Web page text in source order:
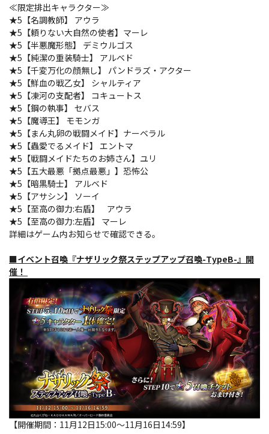
≪限定排出キャラクター≫
★5【名調教師】 アウラ
★5【頼りない大自然の使者】マーレ
★5【半悪魔形態】 デミウルゴス
★5【純潔の重装騎士】 アルベド
★5【千変万化の顔無し】 パンドラズ・アクター
★5【鮮血の戦乙女】 シャルティア
★5【凍河の支配者】 コキュートス
★5【鋼の執事】 セバス
★5【魔導王】 モモンガ
★5【まん丸卵の戦闘メイド】ナーベラル
★5【蟲愛でるメイド】 エントマ
★5【戦闘メイドたちのお姉さん】ユリ
★5【五大最悪「拠点最悪」】恐怖公
★5【暗黒騎士】 アルベド
★5【アサシン】 ソーイ
★5【至高の御力:右盾】 アウラ
★5【至高の御力:左盾】 マーレ
詳細はゲーム内お知らせで確認できる。
■イベント召喚『ナザリック祭ステップアップ召喚-TypeB-』開
催！
【開催期間：11月12日15:00～11月16日14:59】